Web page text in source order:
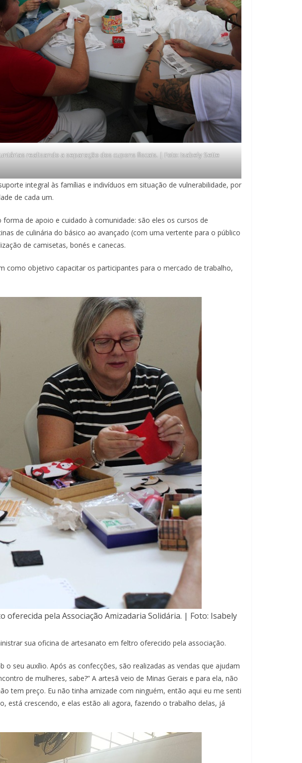
realizando a separação dos cupons fiscais. | Foto: Isabely Sette
integral às famílias e indivíduos em situação de vulnerabilidade, por
de cada um.
de apoio e cuidado à comunidade: são eles os cursos de
de culinária do básico ao avançado (com uma vertente para o público
de camisetas, bonés e canecas.
como objetivo capacitar os participantes para o mercado de trabalho,
pela Associação Amizadaria Solidária. | Foto: Isabely
sua oficina de artesanato em feltro oferecido pela associação.
seu auxílio. Após as confecções, são realizadas as vendas que ajudam
de mulheres, sabe?” A artesã veio de Minas Gerais e para ela, não
tem preço. Eu não tinha amizade com ninguém, então aqui eu me senti
está crescendo, e elas estão ali agora, fazendo o trabalho delas, já